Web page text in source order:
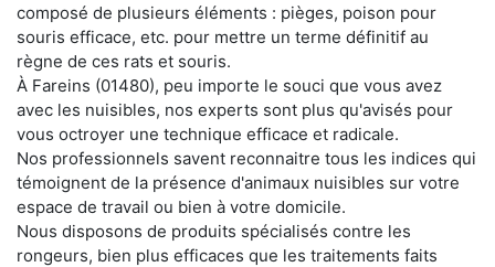
composé de plusieurs éléments : pièges, poison pour
souris efficace, etc. pour mettre un terme définitif au
règne de ces rats et souris.
À Fareins (01480), peu importe le souci que vous avez
avec les nuisibles, nos experts sont plus qu'avisés pour
vous octroyer une technique efficace et radicale.
Nos professionnels savent reconnaitre tous les indices qui
témoignent de la présence d'animaux nuisibles sur votre
espace de travail ou bien à votre domicile.
Nous disposons de produits spécialisés contre les
rongeurs, bien plus efficaces que les traitements faits